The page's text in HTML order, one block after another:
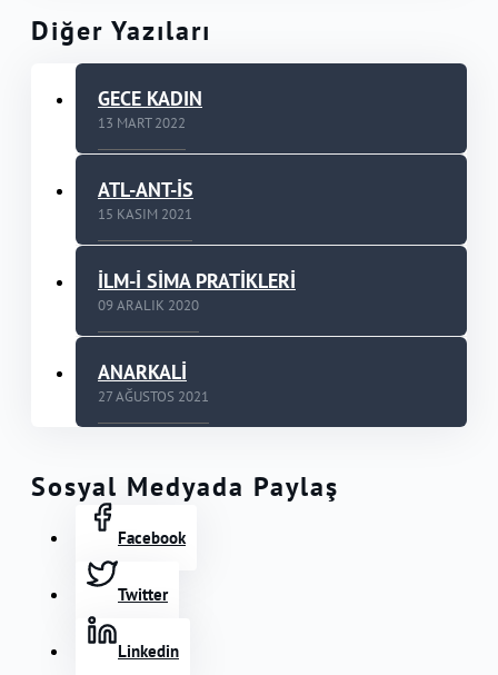
Diğer Yazıları
GECE KADIN
13 MART 2022
ATL-ANT-İS
15 KASIM 2021
İLM-İ SİMA PRATİKLERİ
09 ARALIK 2020
ANARKALİ
27 AĞUSTOS 2021
Sosyal Medyada Paylaş
Facebook
Twitter
Linkedin